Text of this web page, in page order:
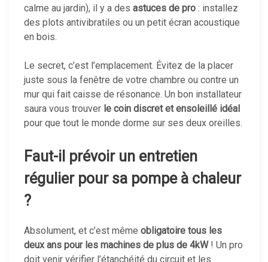
calme au jardin), il y a des astuces de pro : installez
des plots antivibratiles ou un petit écran acoustique
en bois.
Le secret, c’est l’emplacement. Évitez de la placer
juste sous la fenêtre de votre chambre ou contre un
mur qui fait caisse de résonance. Un bon installateur
saura vous trouver le coin discret et ensoleillé idéal
pour que tout le monde dorme sur ses deux oreilles.
Faut-il prévoir un entretien
régulier pour sa pompe à chaleur
?
Absolument, et c’est même obligatoire tous les
deux ans pour les machines de plus de 4kW! Un pro
doit venir vérifier l’étanchéité du circuit et les